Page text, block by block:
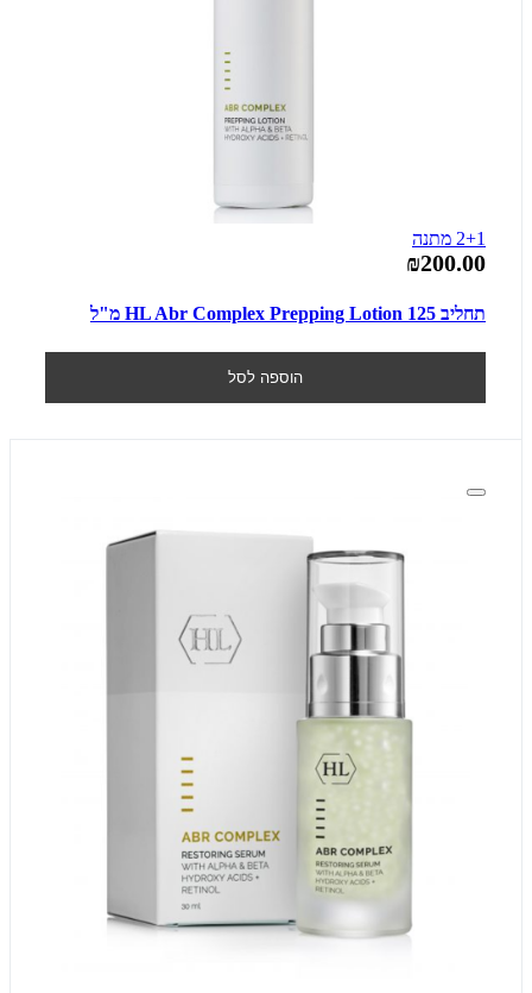
2+1 מתנה
₪200.00
תחליב HL Abr Complex Prepping Lotion 125 מ"ל
הוספה לסל